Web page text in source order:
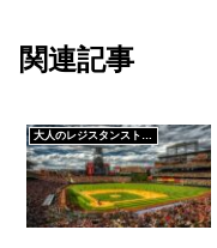
関連記事
大人のレジスタンストレーニング